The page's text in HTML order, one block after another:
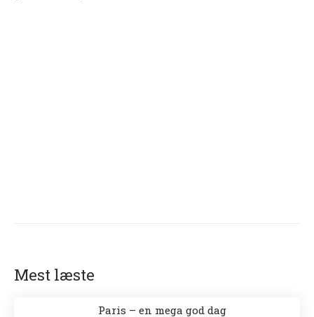
Mest læste
Paris – en mega god dag